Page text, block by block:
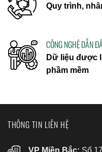
Quy trình,
CÔNG NGHỆ DẪN
Dữ liệu được
phầm mềm
THÔNG TIN LIÊN HỆ
VP Miền Bắc: Số